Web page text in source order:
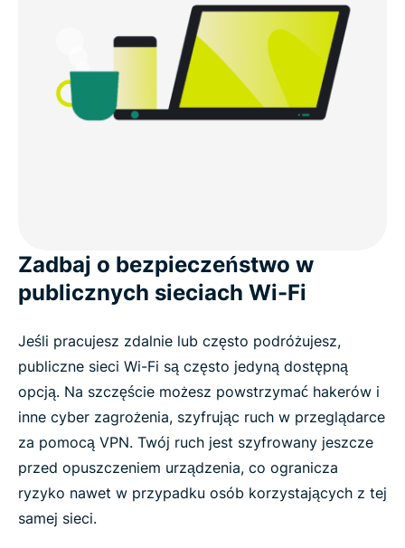
Zadbaj o bezpieczeństwo w
publicznych sieciach Wi-Fi
Jeśli pracujesz zdalnie lub często podróżujesz,
publiczne sieci Wi-Fi są często jedyną dostępną
opcją. Na szczęście możesz powstrzymać hakerów i
inne cyber zagrożenia, szyfrując ruch w przeglądarce
za pomocą VPN. Twój ruch jest szyfrowany jeszcze
przed opuszczeniem urządzenia, co ogranicza
ryzyko nawet w przypadku osób korzystających z tej
samej sieci.